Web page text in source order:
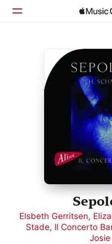
Parcourir
Rechercher
Elsbeth Gerritsen,
Stade, Il Concerto
Josie